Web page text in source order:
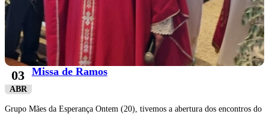
03
ABR
Missa de Ramos
Grupo Mães da Esperança Ontem (20), tivemos a abertura dos encontros do